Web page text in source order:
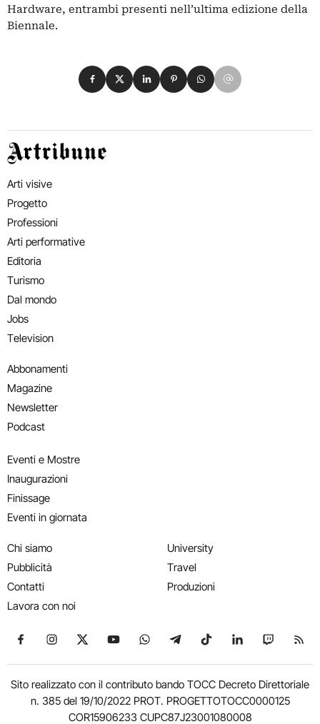
Hardware, entrambi presenti nell’ultima edizione della
Biennale.
Condividi su Facebook
Condividi su X
Condividi su LinkedIn
Condividi su Pinterest
Condividi su WhatsApp
Condividi su Email
Artribune
Arti visive
Progetto
Professioni
Arti performative
Editoria
Turismo
Dal mondo
Jobs
Television
Abbonamenti
Magazine
Newsletter
Podcast
Eventi e Mostre
Inaugurazioni
Finissage
Eventi in giornata
Chi siamo
Pubblicità
Contatti
Lavora con noi
University
Travel
Produzioni
Seguici su Facebook
Seguici su Instagram
Seguici su X
Seguici su YouTube
Seguici su WhatsApp
Seguici su Telegram
Seguici su TikTok
Seguici su
Seguici
Sito realizzato con il contributo bando TOCC Decreto Direttoriale
n. 385 del 19/10/2022 PROT. PROGETTOTOCC0000125
COR15906233 CUPC87J23001080008